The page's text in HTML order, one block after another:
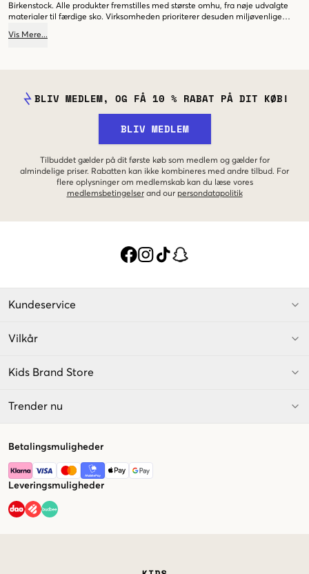
Birkenstock. Alle produkter fremstilles med største omhu, fra nøje udvalgte
materialer til færdige sko. Virksomheden prioriterer desuden miljøvenlige
fodaftryk.
Vis Mere...
BLIV MEDLEM, OG FÅ 10 % RABAT PÅ DIT KØB!
BLIV MEDLEM
Tilbuddet gælder på dit første køb som medlem og gælder for
almindelige priser. Rabatten kan ikke kombineres med andre tilbud. For
flere oplysninger om medlemskab kan du læse vores
medlemsbetingelser and our persondatapolitik
Kundeservice
Vilkår
Kids Brand Store
Trender nu
Betalingsmuligheder
Leveringsmuligheder